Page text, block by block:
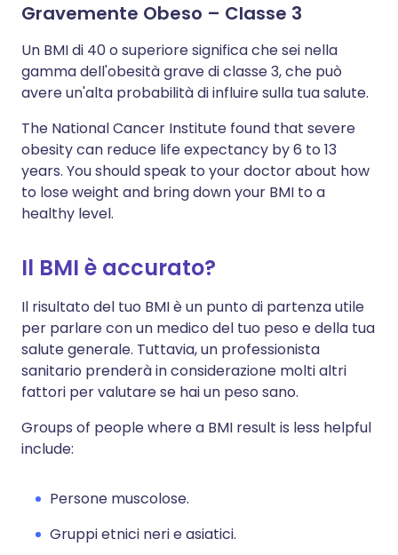
Gravemente Obeso – Classe 3
Un BMI di 40 o superiore significa che sei nella
gamma dell'obesità grave di classe 3, che può
avere un'alta probabilità di influire sulla tua salute.
The National Cancer Institute found that severe
obesity can reduce life expectancy by 6 to 13
years. You should speak to your doctor about how
to lose weight and bring down your BMI to a
healthy level.
Il BMI è accurato?
Il risultato del tuo BMI è un punto di partenza utile
per parlare con un medico del tuo peso e della tua
salute generale. Tuttavia, un professionista
sanitario prenderà in considerazione molti altri
fattori per valutare se hai un peso sano.
Groups of people where a BMI result is less helpful
include:
Persone muscolose.
Gruppi etnici neri e asiatici.